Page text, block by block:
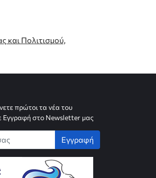
και Πολιτισμού,
πρώτοι τα νέα του
Εγγραφή στο Newsletter μας